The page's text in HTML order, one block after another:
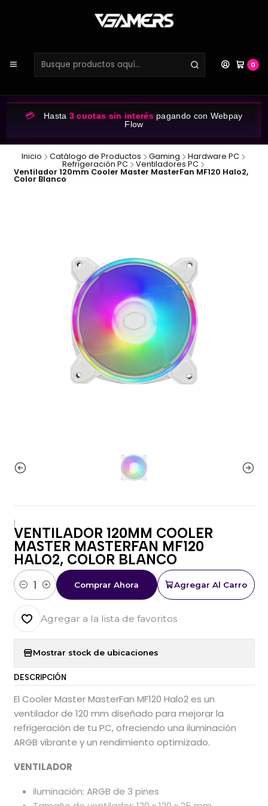
0
💳 Hasta 3 cuotas sin interéspagando con Webpay
Flow
Inicio Catálogo de Productos Gaming Hardware PC
Refrigeración PC Ventiladores PC
Ventilador 120mm Cooler Master MasterFan MF120 Halo2,
Color Blanco
|
VENTILADOR 120MM COOLER
MASTER MASTERFAN MF120
HALO2, COLOR BLANCO
Cantidad
Agregar Al Carro
Comprar Ahora
Agregar a la lista de favoritos
Mostrar stock de ubicaciones
DESCRIPCIÓN
El Cooler Master MasterFan MF120 Halo2 es un
ventilador de 120 mm diseñado para mejorar la
refrigeración de tu PC, ofreciendo una iluminación
ARGB vibrante y un rendimiento optimizado.
VENTILADOR
iluminación: ARGB de 3 pines